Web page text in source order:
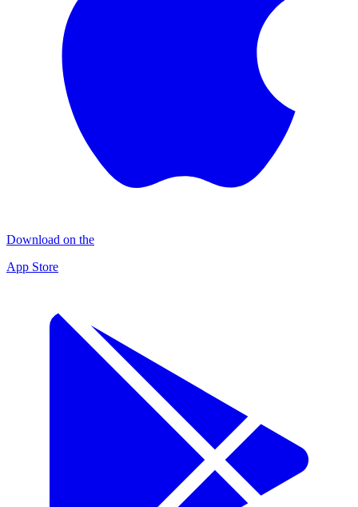
Download on the
App Store